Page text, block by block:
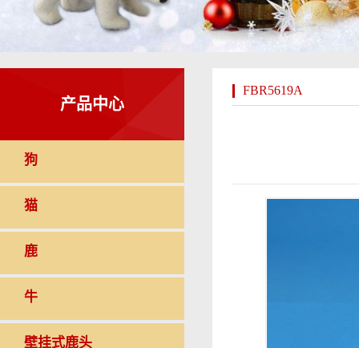
产品中心
狗
猫
鹿
牛
壁挂式鹿头
FBR5619A